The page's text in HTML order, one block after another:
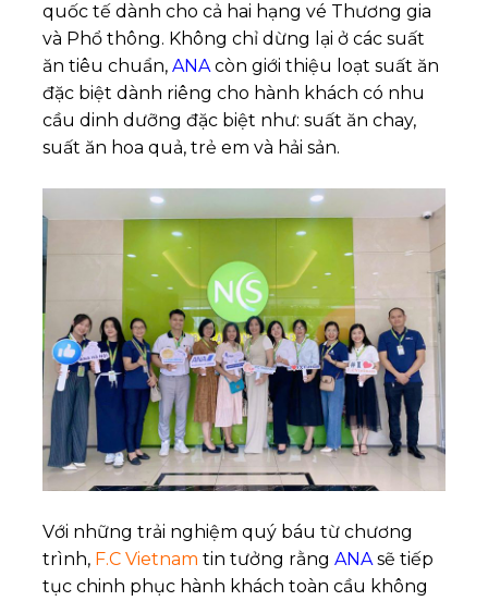
quốc tế dành cho cả hai hạng vé Thương gia
và Phổ thông. Không chỉ dừng lại ở các suất
ăn tiêu chuẩn, ANAcòn giới thiệu loạt suất ăn
đặc biệt dành riêng cho hành khách có nhu
cầu dinh dưỡng đặc biệt như: suất ăn chay,
suất ăn hoa quả, trẻ em và hải sản.
Với những trải nghiệm quý báu từ chương
trình, F.C Vietnam tin tưởng rằng ANA sẽ tiếp
tục chinh phục hành khách toàn cầu không